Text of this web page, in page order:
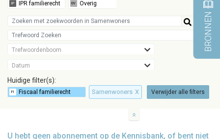
Trefwoordenboom
Datum
Huidige filter(s):
Samenwoners X Verwijder alle filters
U hebt geen abonnement op de Kennisbank, of bent niet
BRONNEN